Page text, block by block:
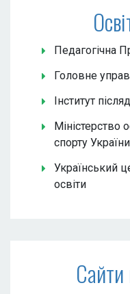
Педагогічна
Головне
Інститут
Міністерство
спорту України
Український
освіти
Сайти